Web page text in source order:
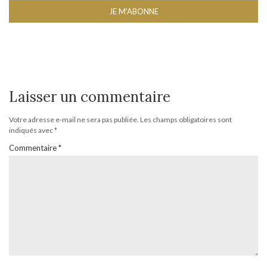
Laisser un commentaire
Votre adresse e-mail ne sera pas publiée. Les champs obligatoires sont
indiqués avec*
Commentaire*